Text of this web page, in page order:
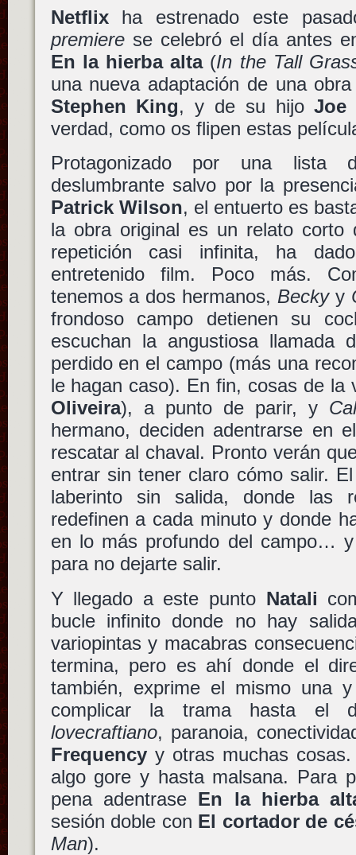
Netflixha estrenado este
premierese celebró el día antes
En la hierba alta(In the Tall
una nueva adaptación de una
Stephen King, y de su hijoJoe
verdad, como os flipen estas
Protagonizado por una lista
deslumbrante salvo por la
Patrick Wilson, el entuerto es
la obra original es un relato corto
repetición casi infinita, ha
entretenido film. Poco más.
tenemos a dos hermanos, Beckyy
frondoso campo detienen su
escuchan la angustiosa llamada
perdido en el campo (más una
le hagan caso). En fin, cosas de la
Oliveira), a punto de parir, y
hermano, deciden adentrarse en
rescatar al chaval. Pronto verán
entrar sin tener claro cómo salir.
laberinto sin salida, donde las
redefinen a cada minuto y donde
en lo más profundo del campo…
para no dejarte salir.
Y llegado a este punto Natali
bucle infinito donde no hay
variopintas y macabras
termina, pero es ahí donde el
también, exprime el mismo una
complicar la trama hasta el
lovecraftiano, paranoia,
Frequencyy otras muchas cosas.
algo gore y hasta malsana. Para
pena adentrase En la hierba
sesión doble con El cortador de
Man).